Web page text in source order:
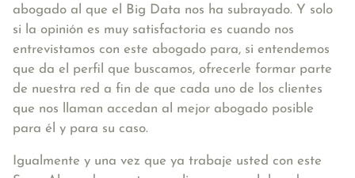
abogado al que el Big Data nos ha subrayado. Y solo
si la opinión es muy satisfactoria es cuando nos
entrevistamos con este abogado para, si entendemos
que da el perfil que buscamos, ofrecerle formar parte
de nuestra red a fin de que cada uno de los clientes
que nos llaman accedan al mejor abogado posible
para él y para su caso.
Igualmente y una vez que ya trabaje usted con este